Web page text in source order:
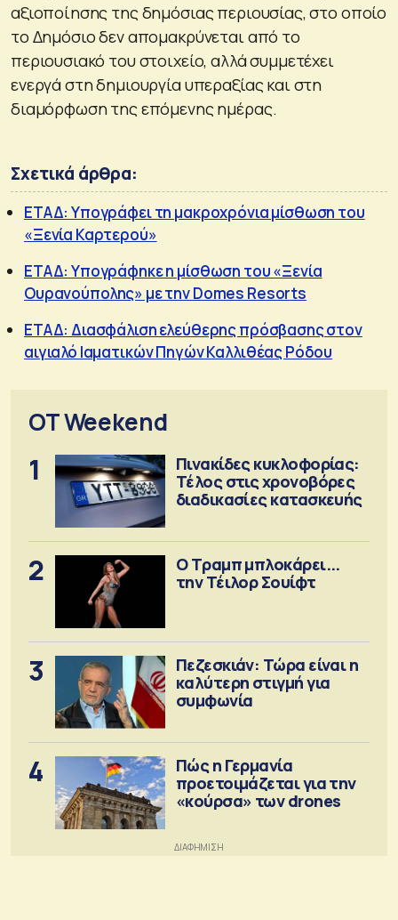
αξιοποίησης της δημόσιας περιουσίας, στο οποίο
το Δημόσιο δεν απομακρύνεται από το
περιουσιακό του στοιχείο, αλλά συμμετέχει
ενεργά στη δημιουργία υπεραξίας και στη
διαμόρφωση της επόμενης ημέρας.
Σχετικά άρθρα:
ΕΤΑΔ: Υπογράφει τη μακροχρόνια μίσθωση του
«Ξενία Καρτερού»
ΕΤΑΔ: Υπογράφηκε η μίσθωση του «Ξενία
Ουρανούπολης» με την Domes Resorts
ΕΤΑΔ: Διασφάλιση ελεύθερης πρόσβασης στον
αιγιαλό Ιαματικών Πηγών Καλλιθέας Ρόδου
OT Weekend
1
Πινακίδες κυκλοφορίας:
Τέλος στις χρονοβόρες
διαδικασίες κατασκευής
2
Ο Τραμπ μπλοκάρει...
την Τέιλορ Σουίφτ
3
Πεζεσκιάν: Τώρα είναι η
καλύτερη στιγμή για
συμφωνία
4
Πώς η Γερμανία
προετοιμάζεται για την
«κούρσα» των drones